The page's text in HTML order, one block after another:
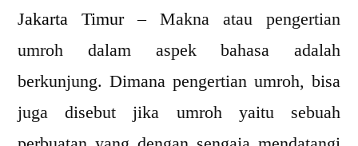
Jakarta Timur – Makna atau pengertian
umroh dalam aspek bahasa adalah
berkunjung. Dimana pengertian umroh, bisa
juga disebut jika umroh yaitu sebuah